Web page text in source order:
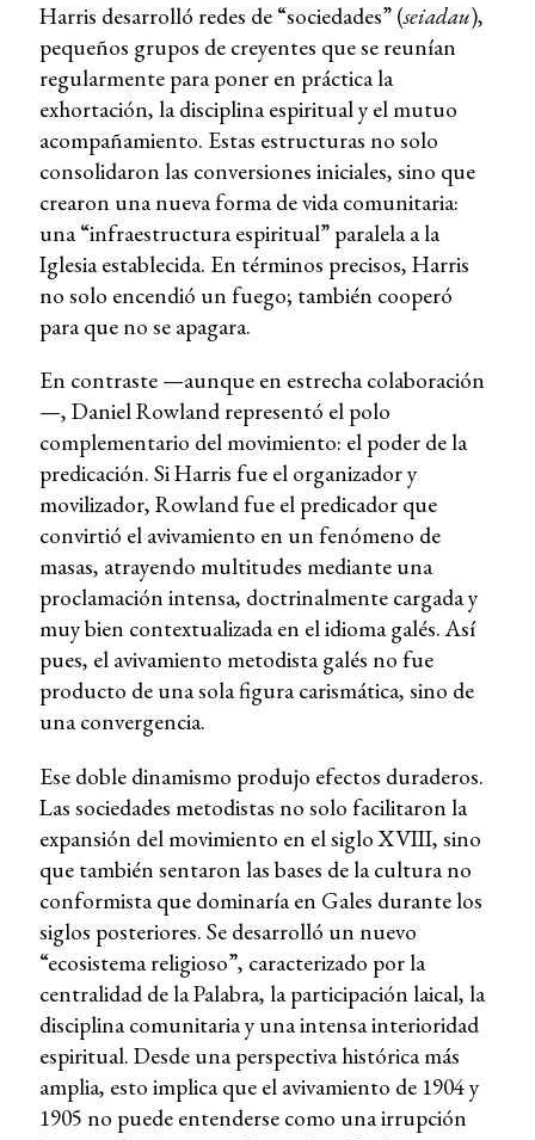
Harris desarrolló redes de “sociedades” (seiadau),
pequeños grupos de creyentes que se reunían
regularmente para poner en práctica la
exhortación, la disciplina espiritual y el mutuo
acompañamiento. Estas estructuras no solo
consolidaron las conversiones iniciales, sino que
crearon una nueva forma de vida comunitaria:
una “infraestructura espiritual” paralela a la
Iglesia establecida. En términos precisos, Harris
no solo encendió un fuego; también cooperó
para que no se apagara.
En contraste —aunque en estrecha colaboración
—, Daniel Rowland representó el polo
complementario del movimiento: el poder de la
predicación. Si Harris fue el organizador y
movilizador, Rowland fue el predicador que
convirtió el avivamiento en un fenómeno de
masas, atrayendo multitudes mediante una
proclamación intensa, doctrinalmente cargada y
muy bien contextualizada en el idioma galés. Así
pues, el avivamiento metodista galés no fue
producto de una sola figura carismática, sino de
una convergencia.
Ese doble dinamismo produjo efectos duraderos.
Las sociedades metodistas no solo facilitaron la
expansión del movimiento en el siglo XVIII, sino
que también sentaron las bases de la cultura no
conformista que dominaría en Gales durante los
siglos posteriores. Se desarrolló un nuevo
“ecosistema religioso”, caracterizado por la
centralidad de la Palabra, la participación laical, la
disciplina comunitaria y una intensa interioridad
espiritual. Desde una perspectiva histórica más
amplia, esto implica que el avivamiento de 1904 y
1905 no puede entenderse como una irrupción